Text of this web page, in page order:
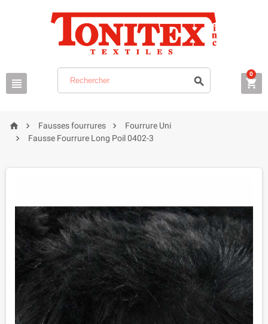
  
0
  Fausses fourrures  Fourrure Uni
 Fausse Fourrure Long Poil 0402-3